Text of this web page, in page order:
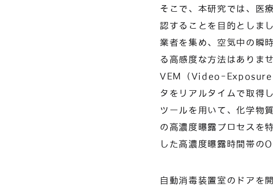
そこで、本研究では、医
認することを目的としま
業者を集め、空気中の瞬
る高感度な方法はありま
VEM（Video-Exposure
タをリアルタイムで取
ツールを用いて、化学物
の高濃度曝露プロセスを
した高濃度曝露時間帯の
自動消毒装置室のドアを